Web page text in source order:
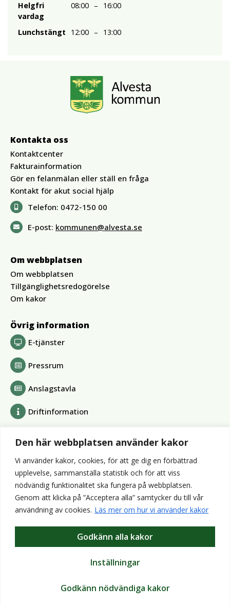
Den här webbplatsen använder kakor
Vi använder kakor, cookies, för att ge dig en förbättrad
upplevelse, sammanställa statistik och för att viss
nödvändig funktionalitet ska fungera på webbplatsen.
Genom att klicka på ”Acceptera alla” samtycker du till vår
användning av cookies. Läs mer om hur vi använder kakor
Inställningar
Godkänn nödvändiga kakor
Godkänn alla kakor
Helgfri
vardag
08:00 – 16:00
Lunchstängt 12:00 – 13:00
Kontakta oss
Kontaktcenter
Fakturainformation
Gör en felanmälan eller ställ en fråga
Kontakt för akut social hjälp
Telefon: 0472-150 00
E-post: kommunen@alvesta.se
Om webbplatsen
Om webbplatsen
Tillgänglighetsredogörelse
Om kakor
Övrig information
E-tjänster
Pressrum
Anslagstavla
Driftinformation
Bolag och förbund
Alvesta Renhållnings AB
Alvesta Energi AB
AllboHus Bostad AB
Huseby bruk AB
Värends räddningstjänst
Wexnet AB